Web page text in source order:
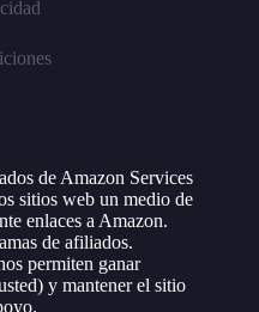
de Amazon Services
sitios web un medio de
enlaces a Amazon.
de afiliados.
permiten ganar
y mantener el sitio